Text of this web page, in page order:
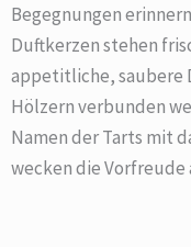
Begegnungen
Duftkerzen stehen
appetitliche, saubere
Hölzern verbunden
Namen der Tarts mit
wecken die